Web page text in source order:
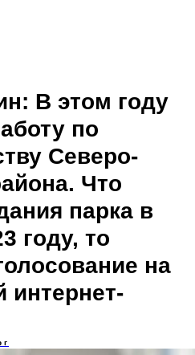
В этом году
по
Северо-
Что
парка в
году, то
на
интернет-